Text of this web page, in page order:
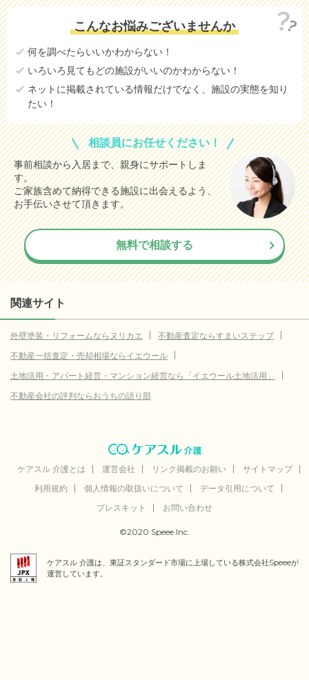
平川市 データなし
東津軽郡平内町 データなし
東津軽郡今別町 データなし
東津軽郡外ヶ浜町
西津軽郡鰺ヶ沢町 データなし
西津軽郡深浦町 データなし
中津軽郡西目屋村 データなし
南津軽郡藤崎町 データなし
南津軽郡大鰐町 データなし
南津軽郡田舎館村 データなし
北津軽郡板柳町 データなし
北津軽郡鶴田町
北津軽郡中泊町 データなし
上北郡七戸町 データなし
上北郡六戸町
データなし
上北郡六ヶ所村 データなし
上北郡おいらせ町 データなし
データなし
データなし
下北郡風間浦村 データなし
こんなお悩みございませんか
何を調べたらいいかわからない！
いろいろ見てもどの施設がいいのかわからない！
ネットに掲載されている情報だけでなく、施設の実態を知り
たい！
相談員にお任せください！
事前相談から入居まで、親身にサポートしま
す。
ご家族含めて納得できる施設に出会えるよう、
お手伝いさせて頂きます。
無料で相談する
関連サイト
外壁塗装・リフォームならヌリカエ
不動産査定ならすまいステップ
不動産一括査定・売却相場ならイエウール
土地活用・アパート経営・マンション経営なら「イエウール土地活用」
不動産会社の評判ならおうちの語り部
ケアスル 介護とは 運営会社 リンク掲載のお願い
サイトマップ
利用規約
個人情報の取扱いについて
データ引用について
プレスキット
お問い合わせ
©2020 Speee Inc.
ケアスル 介護は、東証スタンダード市場に上場している株式会社Speeeが
運営しています。